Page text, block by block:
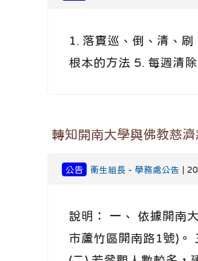
1. 落實巡、倒、清、
根本的方法 5. 每週清
轉知開南大學與佛教慈
公告 衛生組長 - 學務處公告 |
說明： 一、 依據開南
市蘆竹區開南路1號)。